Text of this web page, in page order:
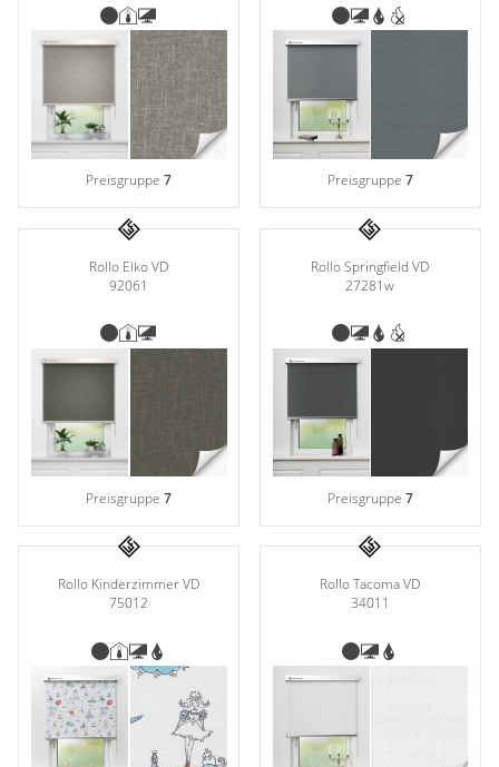
Preisgruppe7 Preisgruppe 7
Rollo Elko VD
92061
Preisgruppe7
Rollo Springfield VD
27281w
Preisgruppe 7
Rollo Kinderzimmer VD
75012
Rollo Tacoma VD
34011